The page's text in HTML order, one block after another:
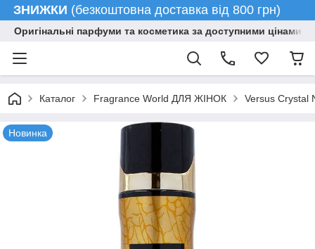
ЗНИЖКИ (безкоштовна доставка від 800 грн)
Оригінальні парфуми та косметика за доступними цінами
Каталог Fragrance World ДЛЯ ЖІНОК Versus Crystal
Новинка